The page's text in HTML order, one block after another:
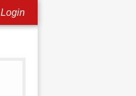
Login